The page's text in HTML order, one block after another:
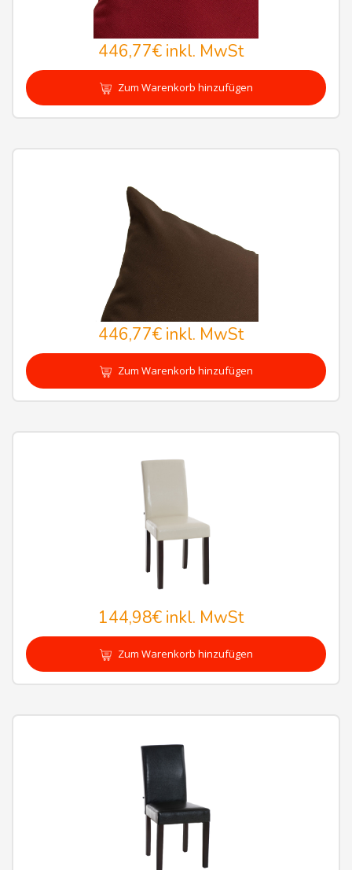
446,77€inkl. MwSt
Zum Warenkorb hinzufügen
446,77€inkl. MwSt
Zum Warenkorb hinzufügen
144,98€inkl. MwSt
Zum Warenkorb hinzufügen